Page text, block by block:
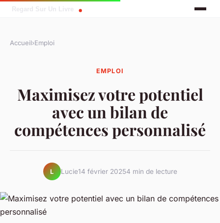
Accueil›Emploi
EMPLOI
Maximisez votre potentiel
avec un bilan de
compétences personnalisé
L Lucie14 février 20254 min de lecture